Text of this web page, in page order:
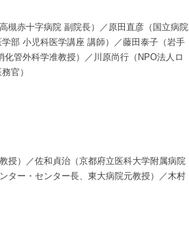
槻赤十字病院 副院長）／原田直彦（国立病院
部 小児科医学講座 講師）／藤田泰子（岩手
管外科学准教授）／川原尚行（NPO法人ロ
官）
授）／佐和貞治（京都府立医科大学附属病院
ター・センター長、東大病院元教授）／木村